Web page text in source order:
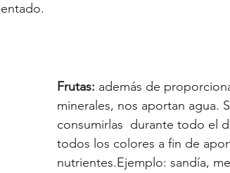
Frutas: además de
minerales, nos aportan agua.
consumirlas  durante todo el
todos los colores a fin de
nutrientes.Ejemplo: sandía,